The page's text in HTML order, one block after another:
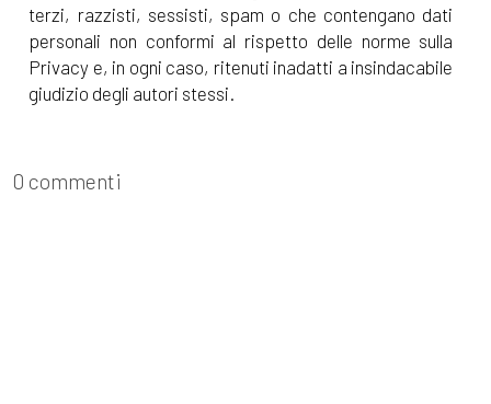
terzi, razzisti, sessisti, spam o che contengano dati
personali non conformi al rispetto delle norme sulla
Privacy e, in ogni caso, ritenuti inadatti a insindacabile
giudizio degli autori stessi.
0 commenti